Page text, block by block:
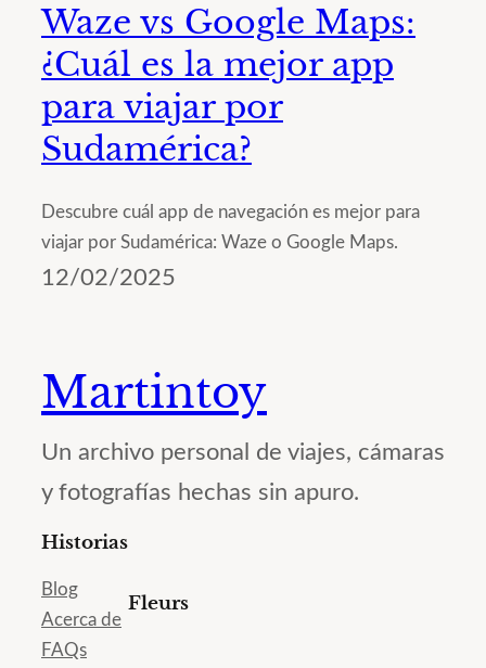
Waze vs Google Maps:
¿Cuál es la mejor app
para viajar por
Sudamérica?
Descubre cuál app de navegación es mejor para
viajar por Sudamérica: Waze o Google Maps.
12/02/2025
Martintoy
Un archivo personal de viajes, cámaras
y fotografías hechas sin apuro.
Historias
Blog
Acerca de
FAQs
Fleurs